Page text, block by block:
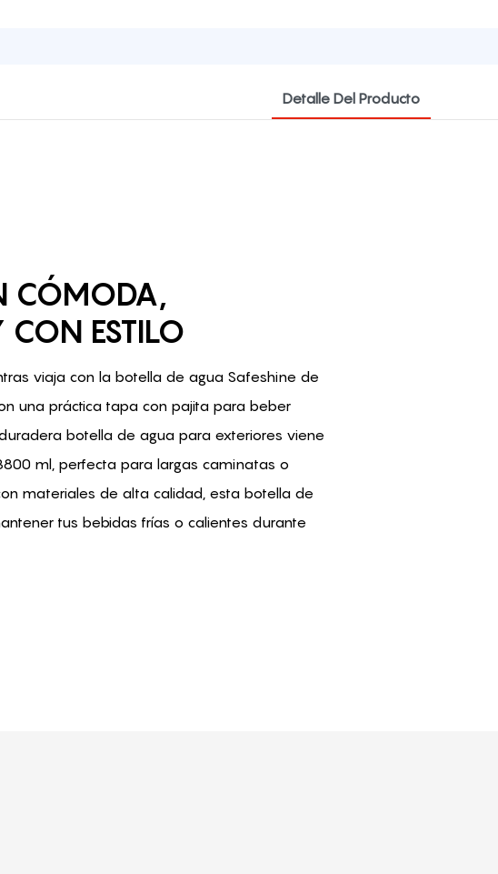
Detalle Del Producto
CÓMODA,
ESTILO
viaja con la botella de agua Safeshine de
una práctica tapa con pajita para beber
botella de agua para exteriores viene
ml, perfecta para largas caminatas o
materiales de alta calidad, esta botella de
tus bebidas frías o calientes durante